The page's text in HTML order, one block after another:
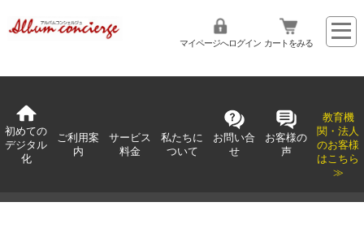
マイページへログイン カートをみる
初めての
デジタル
化
ご利用案
内
サービス
料金
私たちに
ついて
お問い合
せ
お客様の
声
教育機
関・法人
のお客様
はこちら
≫